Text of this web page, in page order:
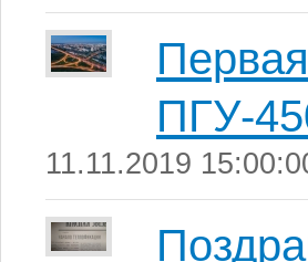
ПГУ-
11.11.2019